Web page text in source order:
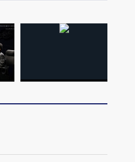
部长拱下台
飞地休达